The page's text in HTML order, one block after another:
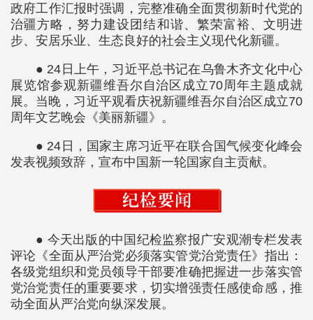
政府工作汇报时强调，完整准确全面贯彻新时代党的
治疆方略，努力建设团结和谐、繁荣富裕、文明进
步、安居乐业、生态良好的社会主义现代化新疆。
● 24日上午，习近平总书记在乌鲁木齐文化中心
展览馆参观新疆维吾尔自治区成立70周年主题成就
展。当晚，习近平观看庆祝新疆维吾尔自治区成立70
周年文艺晚会《美丽新疆》。
● 24日，国家主席习近平在联合国气候变化峰会
发表视频致辞，宣布中国新一轮国家自主贡献。
● 今天出版的中国纪检监察报广安观潮专栏发表
评论《全面从严治党必须落实管党治党责任》指出：
各级党组织和党员领导干部要准确把握进一步落实管
党治党责任的重要要求，切实增强责任感使命感，推
动全面从严治党向纵深发展。